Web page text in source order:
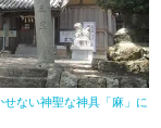
ない神聖な神具「麻」に